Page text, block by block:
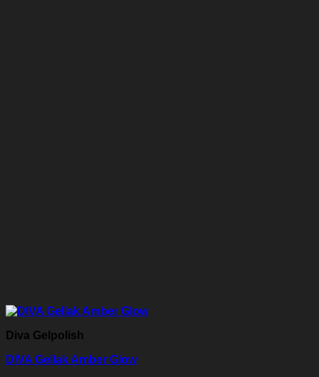
Diva Gelpolish
DIVA Gellak Amber Glow